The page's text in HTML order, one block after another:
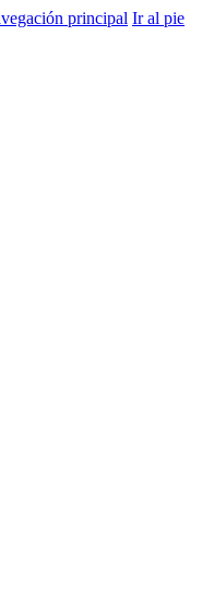
principal Ir al pie